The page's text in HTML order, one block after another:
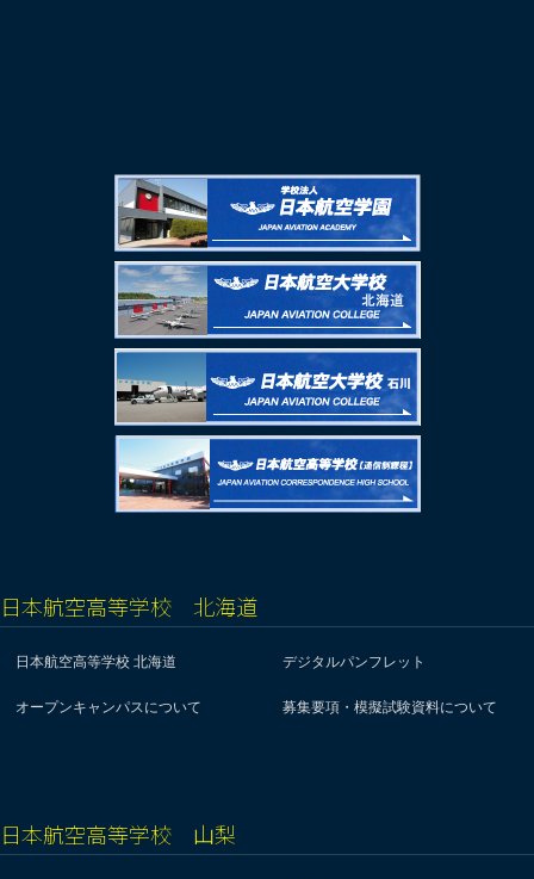
日本航空高等学校 北海道
日本航空高等学校 北海道 デジタルパンフレット
オープンキャンパスについて 募集要項・模擬試験資料について
日本航空高等学校 山梨